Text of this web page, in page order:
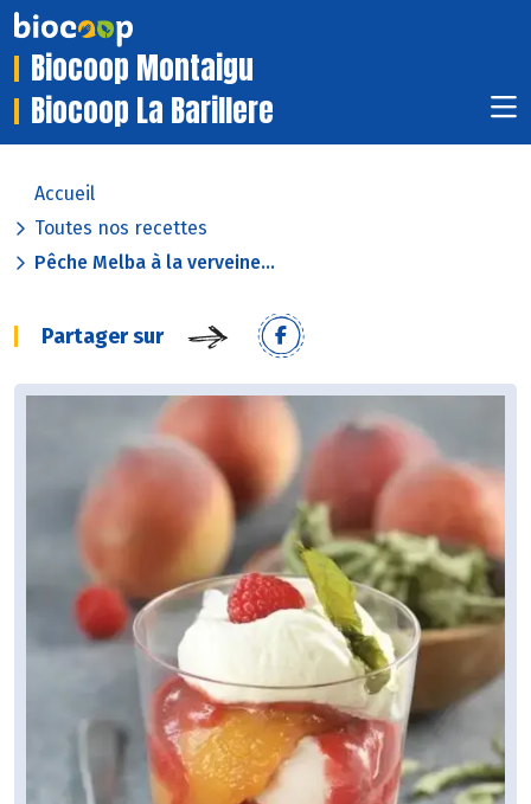
Biocoop Montaigu
Biocoop La Barillere
Accueil
Toutes nos recettes
Pêche Melba à la verveine...
Partager sur